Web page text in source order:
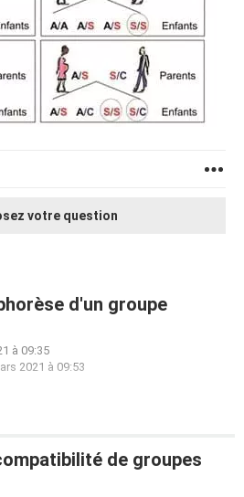
votre question
d'un groupe
à 09:35
2021 à 09:53
de groupes